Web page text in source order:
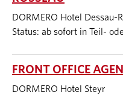
DORMERO Hotel Dessau-
Status: ab sofort in Teil-
FRONT OFFICE
DORMERO Hotel Steyr